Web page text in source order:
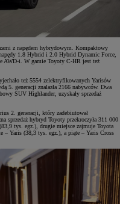
z napędem hybrydowym. Kompaktowy
1.8 Hybrid i 2.0 Hybrid Dynamic Force,
AWD-i. W gamie Toyoty C-HR jest też
też 5554 zelektryfikowanych Yarisów
5. generacji znalazła 2166 nabywców. Dwa
SUV Highlander, uzyskały sprzedaż
2. generacji, który zadebiutował
sprzedaż hybryd Toyoty przekroczyła 311 000
tys. egz.), drugie miejsce zajmuje Toyota
– Yaris (38,3 tys. egz.), a piąte – Yaris Cross